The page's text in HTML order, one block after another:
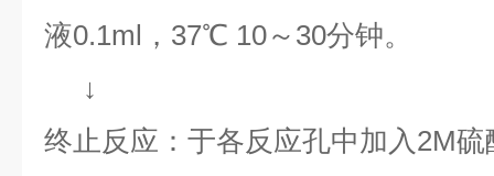
液0.1ml，37℃ 10～30分钟。
↓
终止反应：于各反应孔中加入2M硫